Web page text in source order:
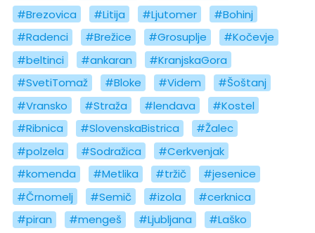
#Brezovica
#Litija #Ljutomer
#Bohinj
#Radenci
#Brežice #Grosuplje
#Kočevje
#beltinci
#ankaran
#KranjskaGora
#SvetiTomaž
#Bloke #Videm
#Šoštanj
#Vransko
#Straža #lendava
#Kostel
#Ribnica
#SlovenskaBistrica
#Žalec
#polzela
#Sodražica
#Cerkvenjak
#komenda
#Metlika #tržič
#jesenice
#Črnomelj
#Semič #izola
#cerknica
#piran
#mengeš #Ljubljana
#Laško